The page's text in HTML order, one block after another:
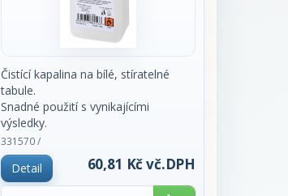
Čistící kapalina na bílé, stíratelné
tabule.
Snadné použití s vynikajícími
výsledky.
Stačí pouze nanést na hadřík a setřít.
Hmotnost
160 g. Značka Centropen. Cena za
kus.
331570 /
Detail 60,81 Kč vč.DPH